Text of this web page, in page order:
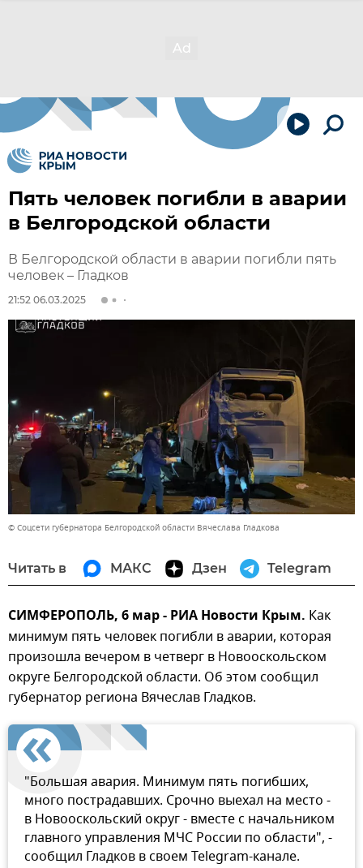
Пять человек погибли в аварии
в Белгородской области
В Белгородской области в аварии погибли пять
человек – Гладков
21:52 06.03.2025
© Соцсети губернатора Белгородской области Вячеслава Гладкова
Читать в МАКС Дзен Telegram
СИМФЕРОПОЛЬ, 6 мар - РИА Новости Крым. Как
минимум пять человек погибли в аварии, которая
произошла вечером в четверг в Новооскольском
округе Белгородской области. Об этом сообщил
губернатор региона Вячеслав Гладков.
"Большая авария. Минимум пять погибших,
много пострадавших. Срочно выехал на место -
в Новооскольский округ - вместе с начальником
главного управления МЧС России по области", -
сообщил Гладков в своем Telegram-канале.